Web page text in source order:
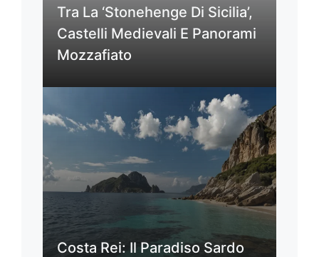
Tra La ‘Stonehenge Di Sicilia’,
Castelli Medievali E Panorami
Mozzafiato
Costa Rei: Il Paradiso Sardo